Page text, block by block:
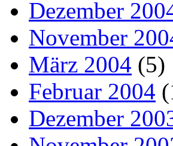
Dezember
November
März 2004 (5)
Februar 2004
Dezember